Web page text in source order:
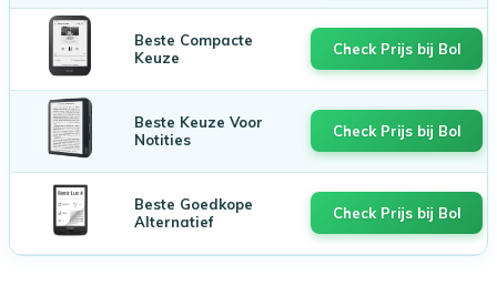
Beste Compacte
Keuze
Check Prijs bij Bol
Beste Keuze Voor
Notities
Check Prijs bij Bol
Beste Goedkope
Alternatief
Check Prijs bij Bol